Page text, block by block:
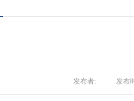
发布者: 发布